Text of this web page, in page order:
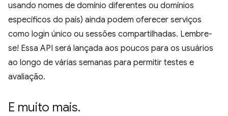
usando nomes de domínio diferentes ou domínios
específicos do país) ainda podem oferecer serviços
como login único ou sessões compartilhadas. Lembre-
se! Essa API será lançada aos poucos para os usuários
ao longo de várias semanas para permitir testes e
avaliação.
E muito mais.